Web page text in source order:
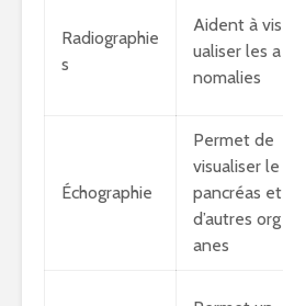
Radiographie
s
Aident à vis
ualiser les a
nomalies
Échographie
Permet de
visualiser le
pancréas et
d’autres org
anes